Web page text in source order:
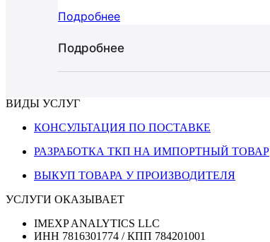
Подробнее
Подробнее
ВИДЫ УСЛУГ
КОНСУЛЬТАЦИЯ ПО ПОСТАВКЕ
РАЗРАБОТКА ТКП НА ИМПОРТНЫЙ ТОВАР
ВЫКУП ТОВАРА У ПРОИЗВОДИТЕЛЯ
УСЛУГИ ОКАЗЫВАЕТ
IMEXP ANALYTICS LLC
ИНН 7816301774 / КПП 784201001